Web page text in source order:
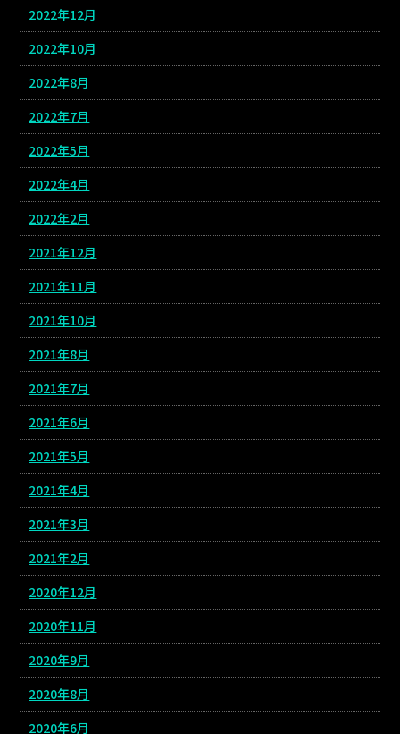
2022年12月
2022年10月
2022年8月
2022年7月
2022年5月
2022年4月
2022年2月
2021年12月
2021年11月
2021年10月
2021年8月
2021年7月
2021年6月
2021年5月
2021年4月
2021年3月
2021年2月
2020年12月
2020年11月
2020年9月
2020年8月
2020年6月